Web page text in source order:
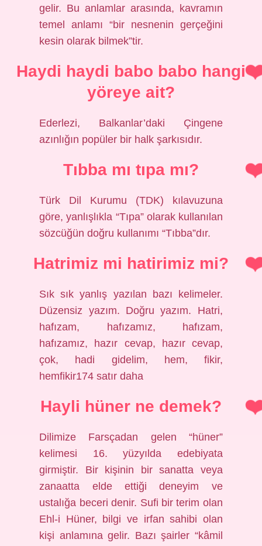
gelir. Bu anlamlar arasında, kavramın
temel anlamı “bir nesnenin gerçeğini
kesin olarak bilmek”tir.
Haydi haydi babo babo hangi
yöreye ait?
Ederlezi, Balkanlar’daki Çingene
azınlığın popüler bir halk şarkısıdır.
Tıbba mı tıpa mı?
Türk Dil Kurumu (TDK) kılavuzuna
göre, yanlışlıkla “Tıpa” olarak kullanılan
sözcüğün doğru kullanımı “Tıbba”dır.
Hatrimiz mi hatirimiz mi?
Sık sık yanlış yazılan bazı kelimeler.
Düzensiz yazım. Doğru yazım. Hatri,
hafızam, hafızamız, hafızam,
hafızamız, hazır cevap, hazır cevap,
çok, hadi gidelim, hem, fikir,
hemfikir174 satır daha
Hayli hüner ne demek?
Dilimize Farsçadan gelen “hüner”
kelimesi 16. yüzyılda edebiyata
girmiştir. Bir kişinin bir sanatta veya
zanaatta elde ettiği deneyim ve
ustalığa beceri denir. Sufi bir terim olan
Ehl-i Hüner, bilgi ve irfan sahibi olan
kişi anlamına gelir. Bazı şairler “kâmil